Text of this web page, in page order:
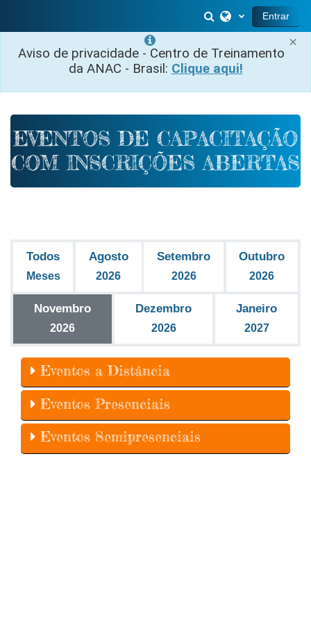
×
Aviso de privacidade - Centro de Treinamento
da ANAC - Brasil: Clique aqui!
AlternarEntrar
EVENTOS DE CAPACITAÇÃO
COM INSCRIÇÕES ABERTAS
Todos
Meses
Agosto
2026
Setembro
2026
Outubro
2026
Novembro
2026
Dezembro
2026
Janeiro
2027
Eventos a Distância
Eventos Presenciais
Eventos Semipresenciais